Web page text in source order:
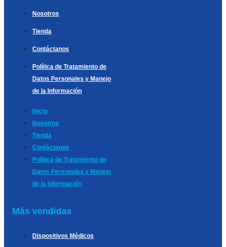
Nosotros
Tienda
Contáctanos
Política de Tratamiento de
Datos Personales y Manejo
de la Información
Inicio
Nosotros
Tienda
Contáctanos
Política de Tratamiento de
Datos Personales y Manejo
de la Información
Más vendidas
Dispositivos Médicos